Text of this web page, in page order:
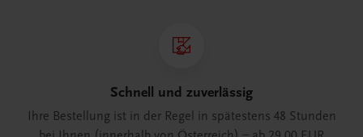
Schnell und zuverlässig
Ihre Bestellung ist in der Regel in spätestens 48 Stunden